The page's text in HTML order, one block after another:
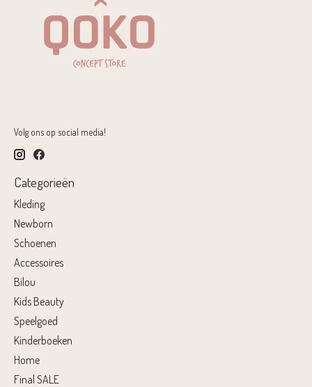
Volg ons op social media!
Categorieën
Kleding
Newborn
Schoenen
Accessoires
Bilou
Kids Beauty
Speelgoed
Kinderboeken
Home
Final SALE